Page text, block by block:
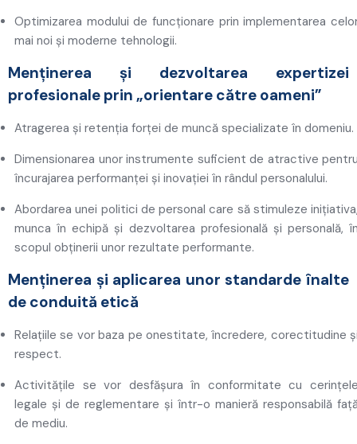
Optimizarea modului de funcţionare prin implementarea
mai noi și moderne tehnologii.
Menținerea și dezvoltarea expertizei
profesionale prin „orientare către oameni”
Atragerea și retenția forței de muncă specializate în domeniu.
Dimensionarea unor instrumente suficient de atractive
încurajarea performanței și inovației în rândul personalului.
Abordarea unei politici de personal care să stimuleze
munca în echipă şi dezvoltarea profesională şi personală,
scopul obţinerii unor rezultate performante.
Menținerea și aplicarea unor standarde înalte
de conduită etică
Relațiile se vor baza pe onestitate, încredere, corectitudine
respect.
Activitățile se vor desfășura în conformitate cu
legale și de reglementare și într-o manieră responsabilă
de mediu.